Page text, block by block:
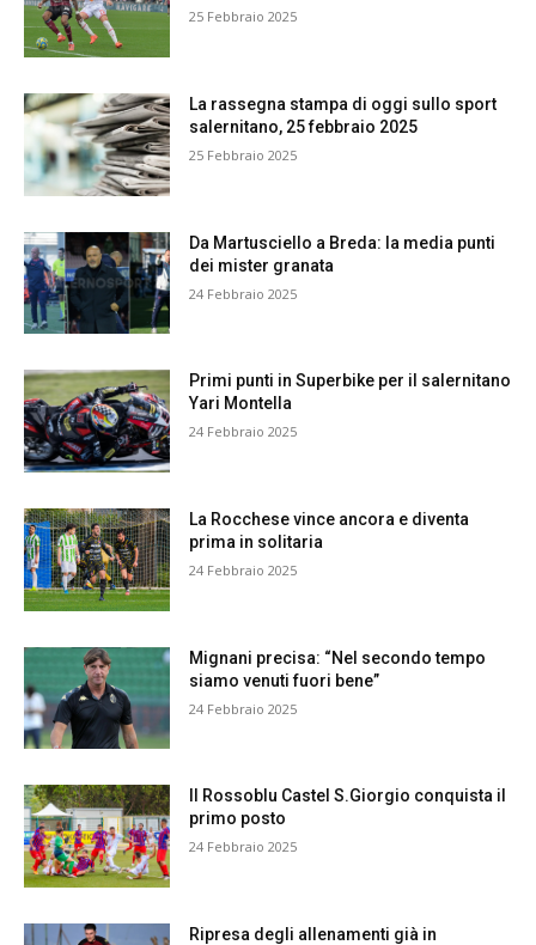
25 Febbraio 2025
La rassegna stampa di oggi sullo sport
salernitano, 25 febbraio 2025
25 Febbraio 2025
Da Martusciello a Breda: la media punti
dei mister granata
24 Febbraio 2025
Primi punti in Superbike per il salernitano
Yari Montella
24 Febbraio 2025
La Rocchese vince ancora e diventa
prima in solitaria
24 Febbraio 2025
Mignani precisa: “Nel secondo tempo
siamo venuti fuori bene”
24 Febbraio 2025
Il Rossoblu Castel S.Giorgio conquista il
primo posto
24 Febbraio 2025
Ripresa degli allenamenti già in